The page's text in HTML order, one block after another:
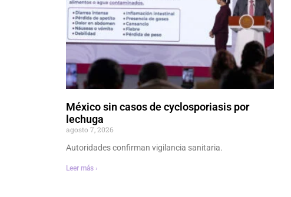
México sin casos de cyclosporiasis por
lechuga
agosto 7, 2026
Autoridades confirman vigilancia sanitaria.
Leer más ›